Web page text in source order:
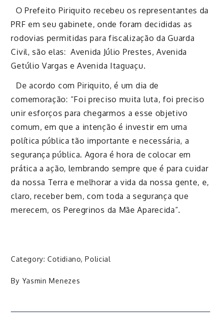
O Prefeito Piriquito recebeu os representantes da
PRF em seu gabinete, onde foram decididas as
rodovias permitidas para fiscalização da Guarda
Civil, são elas: Avenida Júlio Prestes, Avenida
Getúlio Vargas e Avenida Itaguaçu.
De acordo com Piriquito, é um dia de
comemoração: “Foi preciso muita luta, foi preciso
unir esforços para chegarmos a esse objetivo
comum, em que a intenção é investir em uma
política pública tão importante e necessária, a
segurança pública. Agora é hora de colocar em
prática a ação, lembrando sempre que é para cuidar
da nossa Terra e melhorar a vida da nossa gente, e,
claro, receber bem, com toda a segurança que
merecem, os Peregrinos da Mãe Aparecida”.
Category:Cotidiano,Policial
By Yasmin Menezes